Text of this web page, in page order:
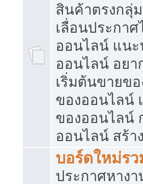
สินค้าตรงกลุ่
เลื่อนประกา
ออนไลน์ แนะ
ออนไลน์ อย
เริ่มต้นขายข
ของออนไลน์
ของออนไลน์
ออนไลน์ สร้า
บอร์ดใหม่ร
ประกาศหาง